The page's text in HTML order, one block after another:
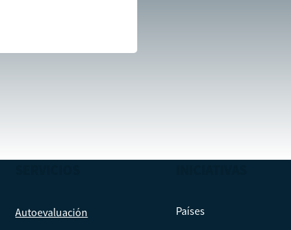
Autoevaluación Países